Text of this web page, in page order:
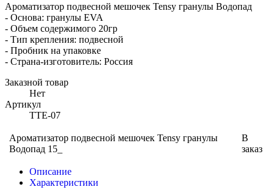
Ароматизатор подвесной мешочек Tensy гранулы Водопад
- Основа: гранулы EVA
- Объем содержимого 20гр
- Тип крепления: подвесной
- Пробник на упаковке
- Страна-изготовитель: Россия
Заказной товар
Нет
Артикул
TTE-07
Ароматизатор подвесной мешочек Tensy гранулы
Водопад 15_
В
заказ
Описание
Характеристики